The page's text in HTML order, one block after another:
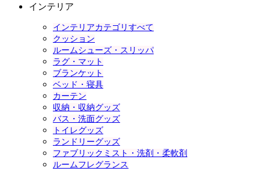
インテリア
インテリアカテゴリすべて
クッション
ルームシューズ・スリッパ
ラグ・マット
ブランケット
ベッド・寝具
カーテン
収納・収納グッズ
バス・洗面グッズ
トイレグッズ
ランドリーグッズ
ファブリックミスト・洗剤・柔軟剤
ルームフレグランス